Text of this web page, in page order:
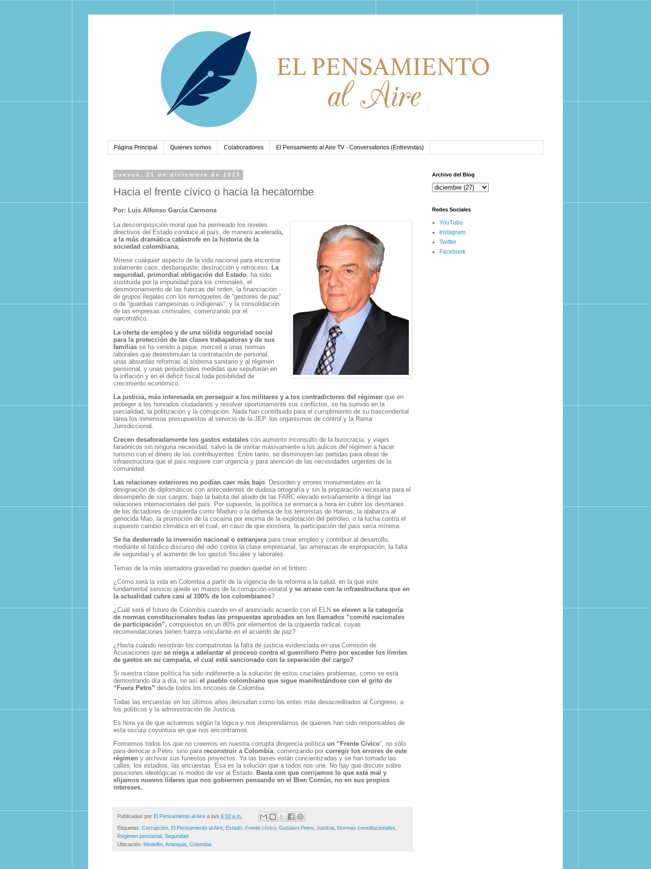
Página Principal Quiénes somos Colaboradores El Pensamiento al Aire TV - Conversatorios (Entrevistas)
jueves, 21 de diciembre de 2023
Hacia el frente cívico o hacia la hecatombe
Por: Luis Alfonso García Carmona
La descomposición moral que ha permeado los niveles
directivos del Estado conduce al país, de manera acelerada,
a la más dramática catástrofe en la historia de la
sociedad colombiana.
Mírese cualquier aspecto de la vida nacional para encontrar
solamente caos, desbarajuste, destrucción y retroceso. La
seguridad, primordial obligación del Estado, ha sido
sustituida por la impunidad para los criminales, el
desmoronamiento de las fuerzas del orden, la financiación
de grupos ilegales con los remoquetes de “gestores de paz”
o de “guardias campesinas o indígenas”, y la consolidación
de las empresas criminales, comenzando por el
narcotráfico.
La oferta de empleo y de una sólida seguridad social
para la protección de las clases trabajadoras y de sus
familias se ha venido a pique, merced a unas normas
laborales que desestimulan la contratación de personal,
unas absurdas reformas al sistema sanitario y al régimen
pensional, y unas perjudiciales medidas que sepultarán en
la inflación y en el déficit fiscal toda posibilidad de
crecimiento económico.
La justicia, más interesada en perseguir a los militares y a los contradictores del régimen que en
proteger a los honrados ciudadanos y resolver oportunamente sus conflictos, se ha sumido en la
parcialidad, la politización y la corrupción. Nada han contribuido para el cumplimiento de su trascendental
tarea los inmensos presupuestos al servicio de la JEP, los organismos de control y la Rama
Jurisdiccional.
Crecen desaforadamente los gastos estatales con aumento inconsulto de la burocracia, y viajes
faraónicos sin ninguna necesidad, salvo la de invitar masivamente a los áulicos del régimen a hacer
turismo con el dinero de los contribuyentes. Entre tanto, se disminuyen las partidas para obras de
infraestructura que el país requiere con urgencia y para atención de las necesidades urgentes de la
comunidad.
Las relaciones exteriores no podían caer más bajo. Desorden y errores monumentales en la
designación de diplomáticos con antecedentes de dudosa ortografía y sin la preparación necesaria para el
desempeño de sus cargos, bajo la batuta del aliado de las FARC elevado extrañamente a dirigir las
relaciones internacionales del país. Por supuesto, la política se enmarca a hora en cubrir los desmanes
de los dictadores de izquierda como Maduro o la defensa de los terroristas de Hamas, la alabanza al
genocida Mao, la promoción de la cocaína por encima de la explotación del petróleo, o la lucha contra el
supuesto cambio climático en el cual, en caso de que existiera, la participación del país sería mínima.
Se ha desterrado la inversión nacional o extranjerapara crear empleo y contribuir al desarrollo,
mediante el fatídico discurso del odio contra la clase empresarial, las amenazas de expropiación, la falta
de seguridad y el aumento de los gastos fiscales y laborales.
Temas de la más aterradora gravedad no pueden quedar en el tintero:
¿Cómo será la vida en Colombia a partir de la vigencia de la reforma a la salud, en la que este
fundamental servicio quede en manos de la corrupción estatal y se arrase con la infraestructura que en
la actualidad cubre casi al 100% de los colombianos?
¿Cuál será el futuro de Colombia cuando en el anunciado acuerdo con el ELN se eleven a la categoría
de normas constitucionales todas las propuestas aprobadas en los llamados “comité nacionales
de participación”, compuestos en un 80% por elementos de la izquierda radical, cuyas
recomendaciones tienen fuerza vinculante en el acuerdo de paz?
¿Hasta cuándo resistirán los compatriotas la falta de justicia evidenciada en una Comisión de
Acusaciones que se niega a adelantar el proceso contra el guerrillero Petro por exceder los límites
de gastos en su campaña, el cual está sancionado con la separación del cargo?
Si nuestra clase política ha sido indiferente a la solución de estos cruciales problemas, como se está
demostrando día a día, no así el pueblo colombiano que sigue manifestándose con el grito de
“Fuera Petro” desde todos los rincones de Colombia.
Todas las encuestas en los últimos años desnudan como los entes más desacreditados al Congreso, a
los políticos y la administración de Justicia.
Es hora ya de que actuemos según la lógica y nos desprendamos de quienes han sido responsables de
esta oscura coyuntura en que nos encontramos.
Formemos todos los que no creemos en nuestra corrupta dirigencia política un “Frente Cívico”, no sólo
para derrocar a Petro, sino para reconstruir a Colombia , comenzando por corregir los errores de este
régimen y archivar sus funestos proyectos. Ya las bases están concientizadas y se han tomado las
calles, los estadios, las encuestas. Esa es la solución que a todos nos une. No hay que discutir sobre
posiciones ideológicas ni modos de ver al Estado.
Basta con que corrijamos lo que está mal y
elijamos nuevos líderes que nos gobiernen pensando en el Bien Común, no en sus propios
intereses.
Publicadas por El Pensamiento al Aire a la/s 6:02 a.m.
Etiquetas: Corrupción, El Pensamiento al Aire, Estado, Frente cívico, Gustavo Petro, Justicia, Normas constitucionales,
Régimen pensional , Seguridad
Ubicación: Medellín, Antioquia, Colombia
Archivo del Blog
Redes Sociales
YouTube
Instagram
Twitter
Facebook